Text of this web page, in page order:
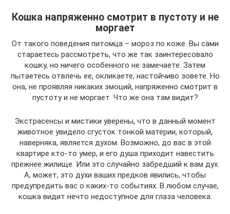
Кошка напряженно смотрит в пустоту и не
моргает
От такого поведения питомца – мороз по коже. Вы сами
стараетесь рассмотреть, что же так заинтересовало
кошку, но ничего особенного не замечаете. Затем
пытаетесь отвлечь ее, окликаете, настойчиво зовете. Но
она, не проявляя никаких эмоций, напряженно смотрит в
пустоту и не моргает. Что же она там видит?
Экстрасенсы и мистики уверены, что в данный момент
животное увидело сгусток тонкой материи, который,
наверняка, является духом. Возможно, до вас в этой
квартире кто-то умер, и его душа приходит навестить
прежнее жилище. Или это случайно забредший к вам дух.
А, может, это духи ваших предков явились, чтобы
предупредить вас о каких-то событиях. В любом случае,
кошка видит нечто недоступное для глаза человека.